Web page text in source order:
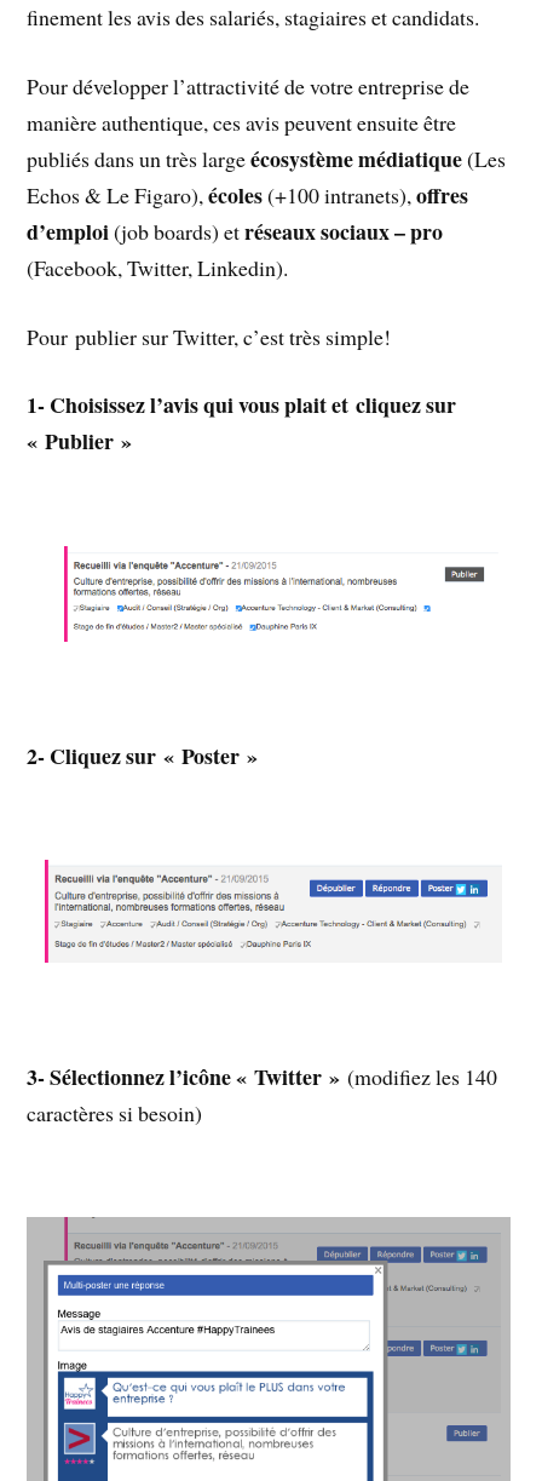
finement les avis des salariés, stagiaires et candidats.
Pour développer l’attractivité de votre entreprise de
manière authentique, ces avis peuvent ensuite être
publiés dans un très largeécosystème médiatique(Les
Echos & Le Figaro),écoles(+100 intranets),offres
d’emploi(job boards) etréseaux sociaux – pro
(Facebook, Twitter, Linkedin).
Pour publier sur Twitter, c’est très simple!
1- Choisissez l’avis qui vous plait et cliquez sur
« Publier »
2- Cliquez sur « Poster »
3- Sélectionnez l’icône « Twitter »(modifiez les 140
caractères si besoin)